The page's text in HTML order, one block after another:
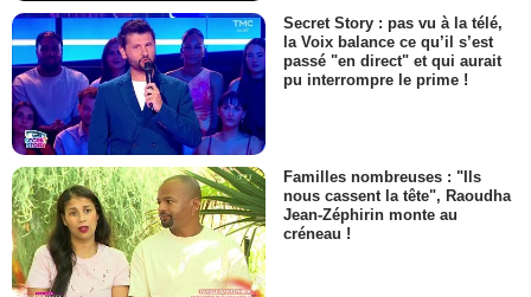
Secret Story : pas vu à la télé,
la Voix balance ce qu’il s’est
passé "en direct" et qui aurait
pu interrompre le prime !
Familles nombreuses : "Ils
nous cassent la tête", Raoudha
Jean-Zéphirin monte au
créneau !